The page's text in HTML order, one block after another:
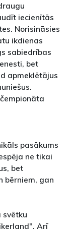
iecienītās
Norisināsies
ikdienas
sabiedrības
bet
apmeklētājus
pasākums
ne tikai
bet
bērniem, gan
svētku
Arī